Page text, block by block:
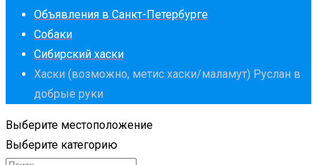
Объявления в Санкт-Петербурге
Собаки
Сибирский хаски
Хаски (возможно, метис хаски/маламут) Руслан в
добрые руки
Выберите местоположение
Выберите категорию